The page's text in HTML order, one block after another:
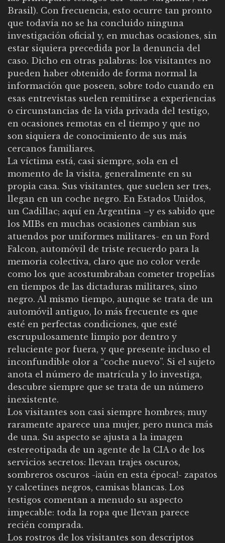
Brasil). Con frecuencia, esto ocurre tan pronto
que todavía no se ha concluido ninguna
investigación oficial y, en muchas ocasiones, sin
estar siquiera precedida por la denuncia del
caso. Dicho en otras palabras: los visitantes no
pueden haber obtenido de forma normal la
información que poseen, sobre todo cuando en
esas entrevistas suelen remitirse a experiencias
o circunstancias de la vida privada del testigo,
en ocasiones remotas en el tiempo y que no
son siquiera de conocimiento de sus más
cercanos familiares.
La víctima está, casi siempre, sola en el
momento de la visita, generalmente en su
propia casa. Sus visitantes, que suelen ser tres,
llegan en un coche negro. En Estados Unidos,
un Cadillac; aquí en Argentina –y es sabido que
los MIBs en muchas ocasiones cambian sus
atuendos por uniformes militares- en un Ford
Falcon, automóvil de triste recuerdo para la
memoria colectiva, claro que no color verde
como los que acostumbraban cometer tropelías
en tiempos de las dictaduras militares, sino
negro. Al mismo tiempo, aunque se trata de un
automóvil antiguo, lo más frecuente es que
esté en perfectas condiciones, que esté
escrupulosamente limpio por dentro y
reluciente por fuera, y que presente incluso el
inconfundible olor a “coche nuevo”. Si el sujeto
anota el número de matrícula y lo investiga,
descubre siempre que se trata de un número
inexistente.
Los visitantes son casi siempre hombres; muy
raramente aparece una mujer, pero nunca más
de una. Su aspecto se ajusta a la imagen
estereotipada de un agente de la CIA o de los
servicios secretos: llevan trajes oscuros,
sombreros oscuros -¡aún en esta época!- zapatos
y calcetines negros, camisas blancas. Los
testigos comentan a menudo su aspecto
impecable: toda la ropa que llevan parece
recién comprada.
Los rostros de los visitantes son descriptos